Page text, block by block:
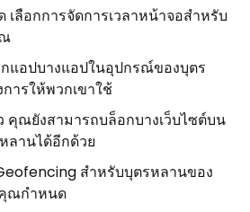
เลือกการจัดการเวลาหน้าจอสำหรับ
แอปบางแอปในอุปกรณ์ของบุตร
ารให้พวกเขาใช้
คุณยังสามารถบล็อกบางเว็บไซต์บน
ลานได้อีกด้วย
สำหรับบุตรหลานของ
ณกำหนด